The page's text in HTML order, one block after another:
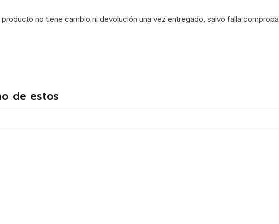
no tiene cambio ni devolución una vez entregado, salvo falla
de estos